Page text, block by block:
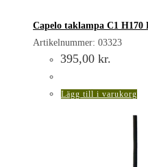
Capelo taklampa C1 H170
Artikelnummer: 03323
395,00 kr.
Lägg till i varukorg